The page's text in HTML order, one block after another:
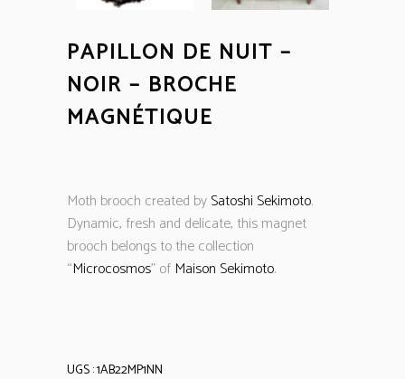
PAPILLON DE NUIT –
NOIR – BROCHE
MAGNÉTIQUE
Moth brooch created bySatoshi Sekimoto.
Dynamic, fresh and delicate, this magnet
brooch belongs to the collection
“Microcosmos” of Maison Sekimoto.
UGS :1AB22MP1NN